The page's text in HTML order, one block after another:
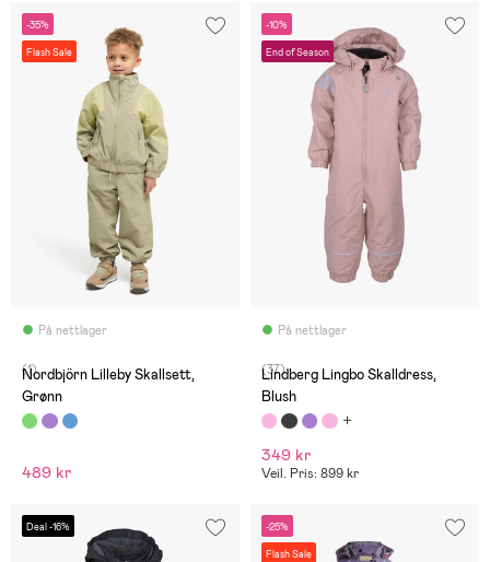
-35%
Flash Sale
På nettlager
(1)
Nordbjörn Lilleby Skallsett,
Grønn
489 kr
-10%
End of Season
På nettlager
(37)
Lindberg Lingbo Skalldress,
Blush
349 kr
Veil. Pris: 899 kr
Deal -16% -25%
Flash Sale